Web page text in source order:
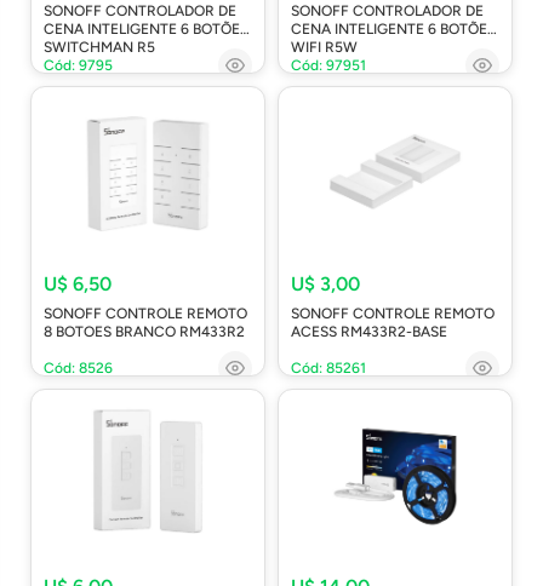
SONOFF CONTROLADOR DE
CENA INTELIGENTE 6 BOTÕES
SWITCHMAN R5
Cód: 9795
SONOFF CONTROLADOR DE
CENA INTELIGENTE 6 BOTÕES
WIFI R5W
Cód: 97951
U$ 6,50
SONOFF CONTROLE REMOTO
8 BOTOES BRANCO RM433R2
Cód: 8526
U$ 3,00
SONOFF CONTROLE REMOTO
ACESS RM433R2-BASE
Cód: 85261